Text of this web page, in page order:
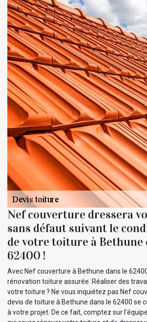
Nef couverture dressera
sans défaut suivant le
de votre toiture à Bethune
62400 !
Avec Nef couverture à Bethune dans le
rénovation toiture assurée. Réaliser des
votre toiture ? Ne vous inquiétez pas Nef
devis de toiture à Bethune dans le 62400 se
à votre projet. De ce fait, comptez sur